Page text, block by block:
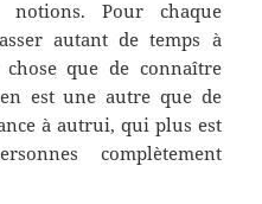
notions. Pour chaque
autant de temps à
chose que de connaître
est une autre que de
à autrui, qui plus est
complètement